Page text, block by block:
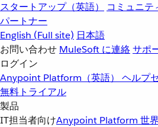
スタートアップ（英語）
コミュニテ
パートナー
English (Full site) 日本語
お問い合わせ MuleSoft に連絡サポ
ログイン
Anypoint Platform（英語） ヘルプ
無料トライアル
製品
IT担当者向けAnypoint Platform 世